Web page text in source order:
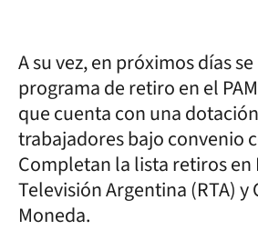
A su vez, en próximos días
programa de retiro en el
que cuenta con una
trabajadores bajo convenio
Completan la lista retiros en
Televisión Argentina (RTA) y
Moneda.